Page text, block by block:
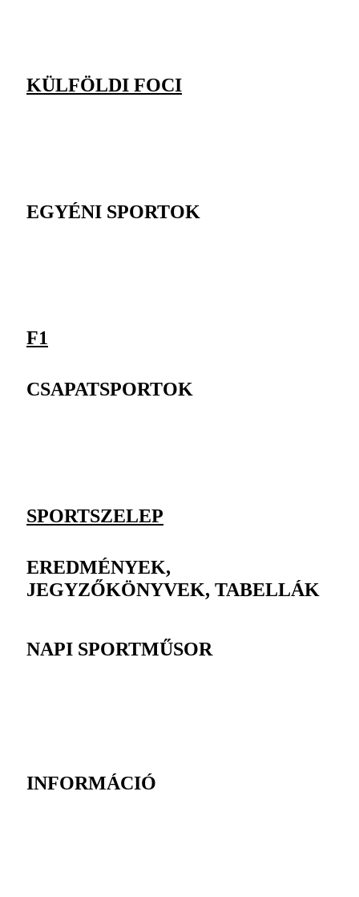
KÜLFÖLDI FOCI
EGYÉNI SPORTOK
F1
CSAPATSPORTOK
SPORTSZELEP
EREDMÉNYEK,
JEGYZŐKÖNYVEK, TABELLÁK
NAPI SPORTMŰSOR
INFORMÁCIÓ